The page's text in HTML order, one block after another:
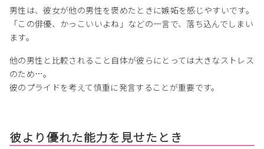
男性は、彼女が他の男性を褒めたときに嫉妬を感じやすいです。
「この俳優、かっこいいよね」などの一言で、落ち込んでしまい
ます。
他の男性と比較されること自体が彼らにとっては大きなストレス
のため…。
彼のプライドを考えて慎重に発言することが重要です。
彼より優れた能力を見せたとき